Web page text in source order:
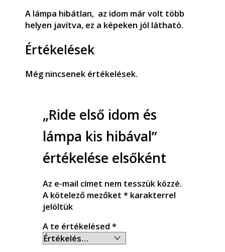
A lámpa hibátlan, az idom már volt több
helyen javítva, ez a képeken jól látható.
Értékelések
Még nincsenek értékelések.
„Ride első idom és
lámpa kis hibával”
értékelése elsőként
Az e-mail címet nem tesszük közzé.
A kötelező mezőket *karakterrel
jelöltük
A te értékelésed *